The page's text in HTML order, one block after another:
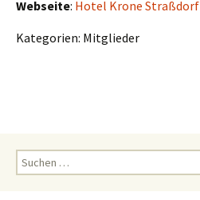
Webseite: Hotel Krone Straßdorf
Kategorien: Mitglieder